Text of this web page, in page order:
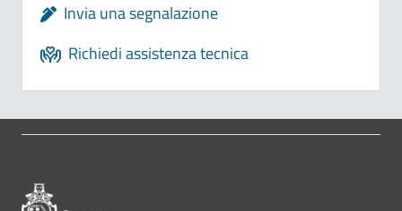
Invia una segnalazione
Richiedi assistenza tecnica